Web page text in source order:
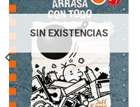
SIN EXISTENCIAS